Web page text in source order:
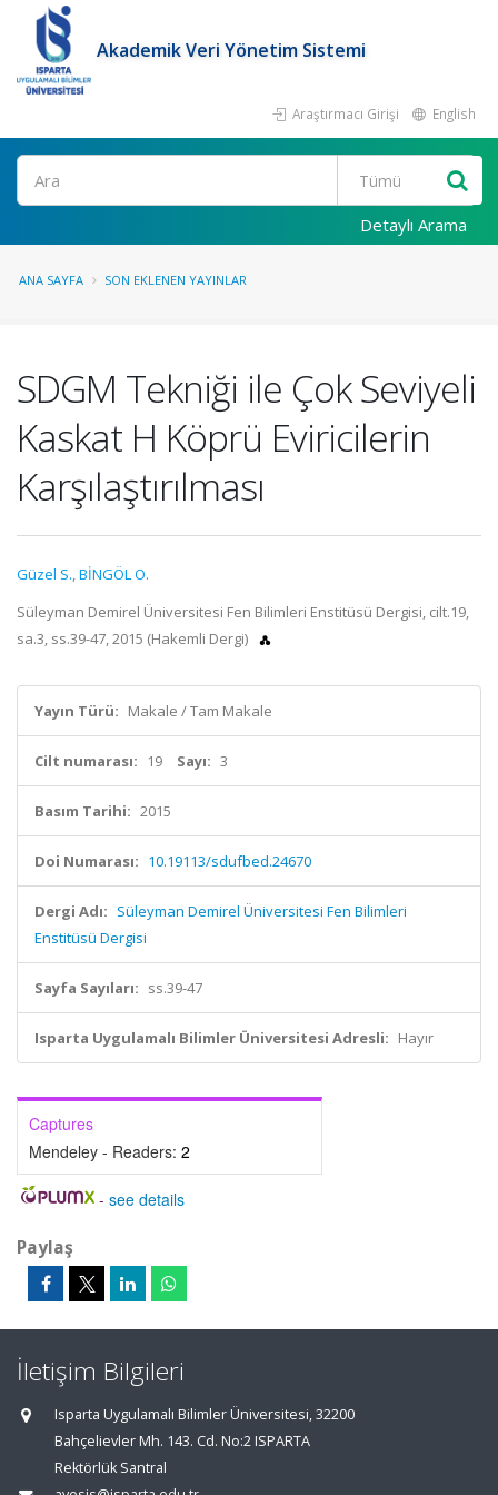
Akademik Veri Yönetim Sistemi
Araştırmacı Girişi English
Ara
Detaylı Arama
ANA SAYFA SON EKLENEN YAYINLAR
SDGM Tekniği ile Çok Seviyeli
Kaskat H Köprü Eviricilerin
Karşılaştırılması
Güzel S.,BİNGÖL O.
Süleyman Demirel Üniversitesi Fen Bilimleri Enstitüsü Dergisi, cilt.19,
sa.3, ss.39-47, 2015 (Hakemli Dergi)
Yayın Türü: Makale / Tam Makale
Cilt numarası: 19 Sayı: 3
Basım Tarihi: 2015
Doi Numarası: 10.19113/sdufbed.24670
Dergi Adı: Süleyman Demirel Üniversitesi Fen Bilimleri
Enstitüsü Dergisi
Sayfa Sayıları: ss.39-47
Isparta Uygulamalı Bilimler Üniversitesi Adresli: Hayır
Captures
Mendeley - Readers: 2
- see details
Paylaş
İletişim Bilgileri
Isparta Uygulamalı Bilimler Üniversitesi, 32200
Bahçelievler Mh. 143. Cd. No:2 ISPARTA
Rektörlük Santral